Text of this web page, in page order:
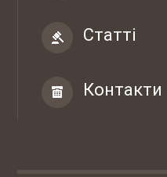
Статті
Контакти
03-03 2017
Гуртівня